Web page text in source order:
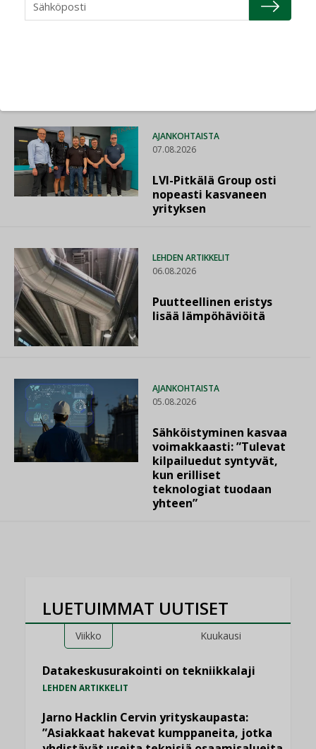
Jaa:
AJANKOHTAISTA
07.08.2026
LVI-Pitkälä Group osti
nopeasti kasvaneen
yrityksen
LEHDEN ARTIKKELIT
06.08.2026
Puutteellinen eristys
lisää lämpöhäviöitä
AJANKOHTAISTA
05.08.2026
Sähköistyminen kasvaa
voimakkaasti: ”Tulevat
kilpailuedut syntyvät,
kun erilliset
teknologiat tuodaan
yhteen”
LUETUIMMAT UUTISET
Viikko Kuukausi
Datakeskusurakointi on tekniikkalaji
LEHDEN ARTIKKELIT
Jarno Hacklin Cervin yrityskaupasta:
”Asiakkaat hakevat kumppaneita, jotka